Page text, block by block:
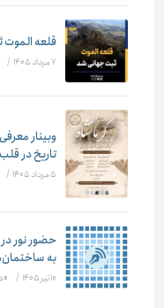
قلعه الموت
7 مرداد 1405 / ۰ دیدگاه
وبینار معرفی
تاریخ در قلب
5 مرداد 1405 / ۰ دیدگاه
حضور نور در
به ساختمان‌ها
10 تیر 1405 / ۰ دیدگاه